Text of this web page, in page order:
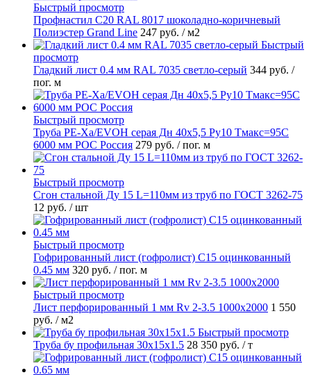
Быстрый просмотр
Профнастил С20 RAL 8017 шоколадно-коричневый
Полиэстер Grand Line 247 руб. / м2
Быстрый
просмотр
Гладкий лист 0.4 мм RAL 7035 светло-серый 344 руб. /
пог. м
Быстрый просмотр
Труба PE-Xa/EVOH серая Дн 40х5,5 Ру10 Тмакс=95C
6000 мм РОС Россия 279 руб. / пог. м
Быстрый просмотр
Сгон стальной Ду 15 L=110мм из труб по ГОСТ 3262-75
12 руб. / шт
Быстрый просмотр
Гофрированный лист (гофролист) С15 оцинкованный
0.45 мм 320 руб. / пог. м
Быстрый просмотр
Лист перфорированный 1 мм Rv 2-3.5 1000х2000 1 550
руб. / м2
Быстрый просмотр
Труба бу профильная 30х15х1.5 28 350 руб. / т